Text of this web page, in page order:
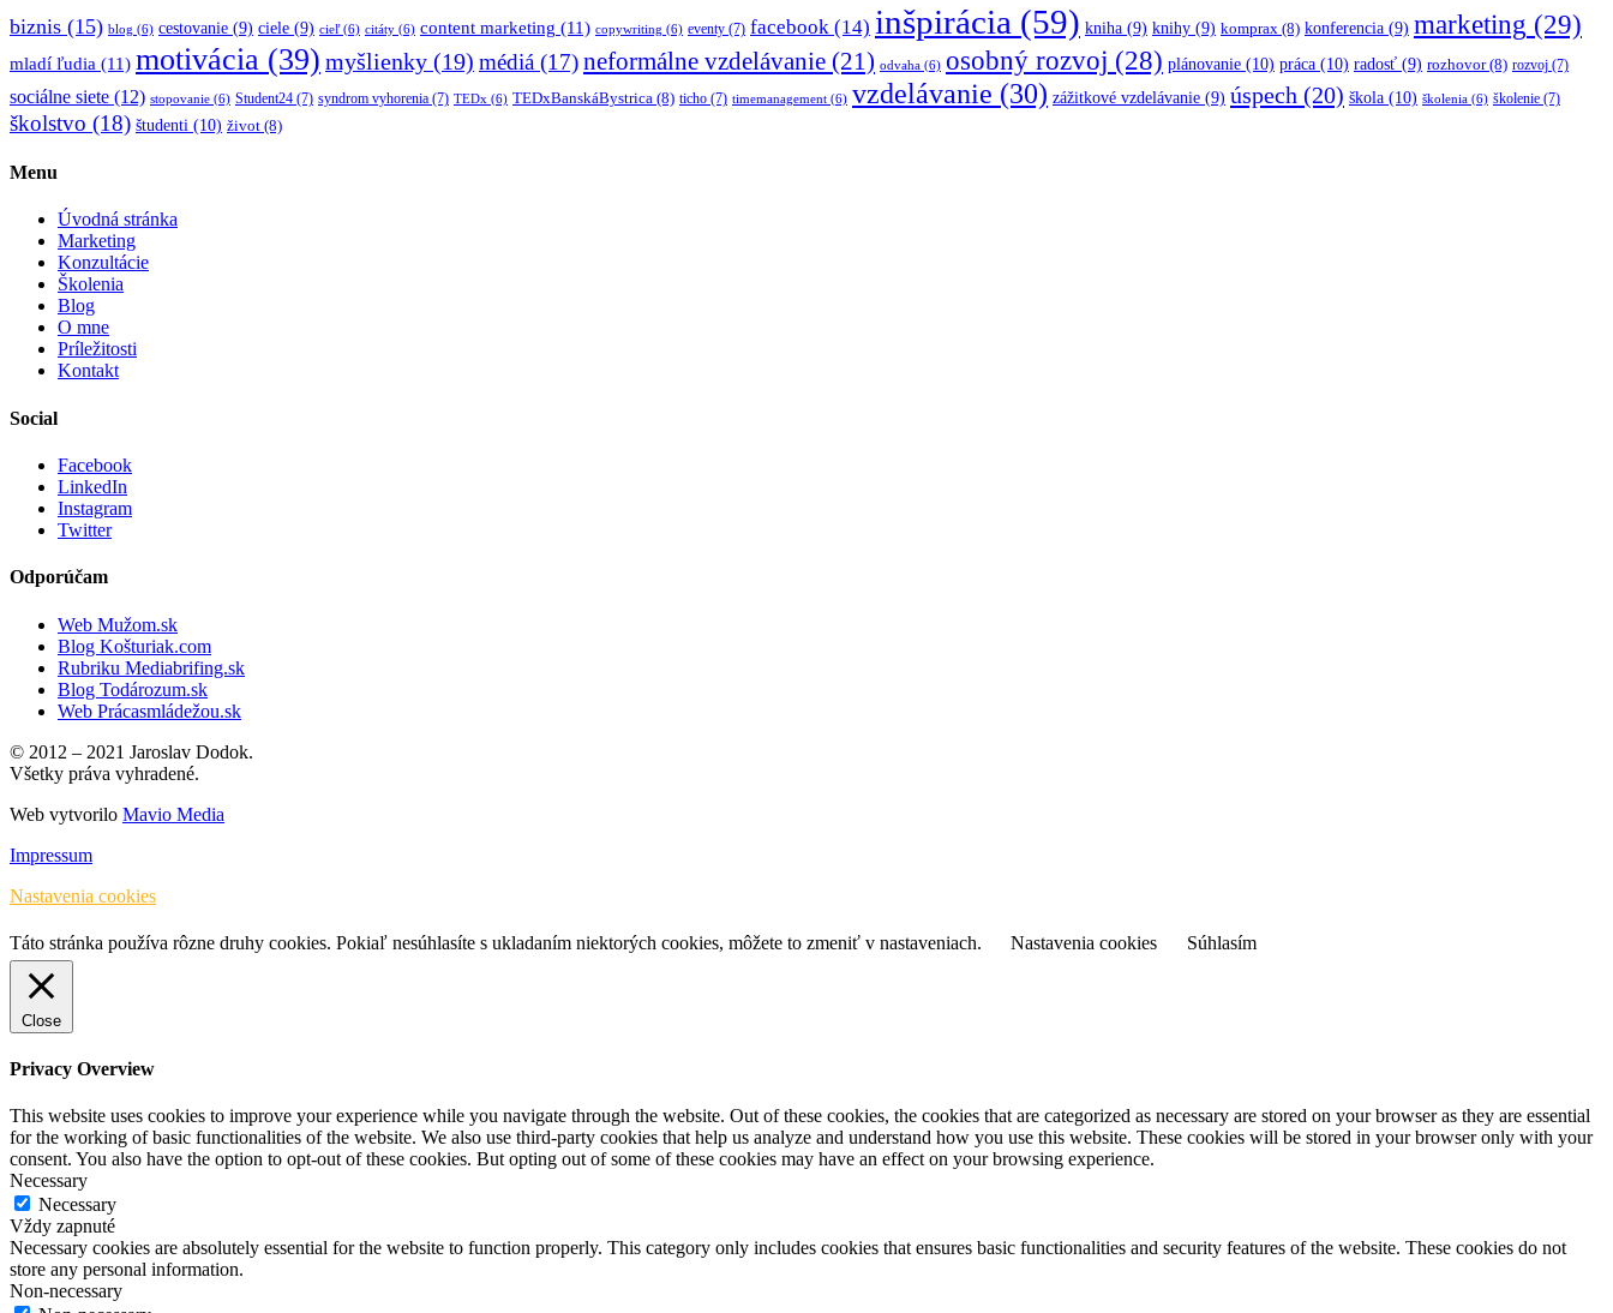
biznis (15) blog (6) cestovanie (9) ciele (9) cieľ(6) citáty (6) content marketing (11) copywriting (6) eventy (7) facebook (14) inšpirácia (59) kniha (9) knihy (9) komprax (8) konferencia (9) marketing (29)
mladí ľudia (11) motivácia (39) myšlienky (19) médiá (17)neformálne vzdelávanie (21) odvaha (6) osobný rozvoj (28) plánovanie (10) práca (10) radosť (9) rozhovor(8) rozvoj (7)
sociálne siete (12) stopovanie (6) Student24 (7) syndrom vyhorenia (7) TEDx (6) TEDxBanskáBystrica (8) ticho (7) timemanagement (6) vzdelávanie (30) zážitkové vzdelávanie (9) úspech (20) škola (10) školenia (6) školenie (7)
školstvo (18) študenti (10) život (8)
Menu
Úvodná stránka
Marketing
Konzultácie
Školenia
Blog
O mne
Príležitosti
Kontakt
Social
Facebook
LinkedIn
Instagram
Twitter
Odporúčam
Web Mužom.sk
Blog Košturiak.com
Rubriku Mediabrifing.sk
Blog Todározum.sk
Web Prácasmládežou.sk
© 2012 – 2021 Jaroslav Dodok.
Všetky práva vyhradené.
Web vytvorilo Mavio Media
Impressum
Nastavenia cookies
Táto stránka používa rôzne druhy cookies. Pokiaľ nesúhlasíte s ukladaním niektorých cookies, môžete to zmeniť v nastaveniach. Nastavenia cookies Súhlasím
Close
Privacy Overview
This website uses cookies to improve your experience while you navigate through the website. Out of these cookies, the cookies that are categorized as necessary are stored on your browser as they are essential
for the working of basic functionalities of the website. We also use third-party cookies that help us analyze and understand how you use this website. These cookies will be stored in your browser only with your
consent. You also have the option to opt-out of these cookies. But opting out of some of these cookies may have an effect on your browsing experience.
Necessary
Necessary
Vždy zapnuté
Necessary cookies are absolutely essential for the website to function properly. This category only includes cookies that ensures basic functionalities and security features of the website. These cookies do not
store any personal information.
Non-necessary